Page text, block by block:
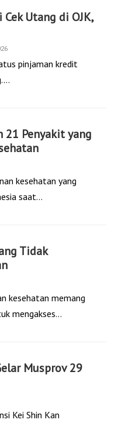
Utang di OJK,
pinjaman kredit
21 Penyakit yang
kesehatan yang
saat…
Tidak
kesehatan memang
mengakses…
Musprov 29
Kei Shin Kan